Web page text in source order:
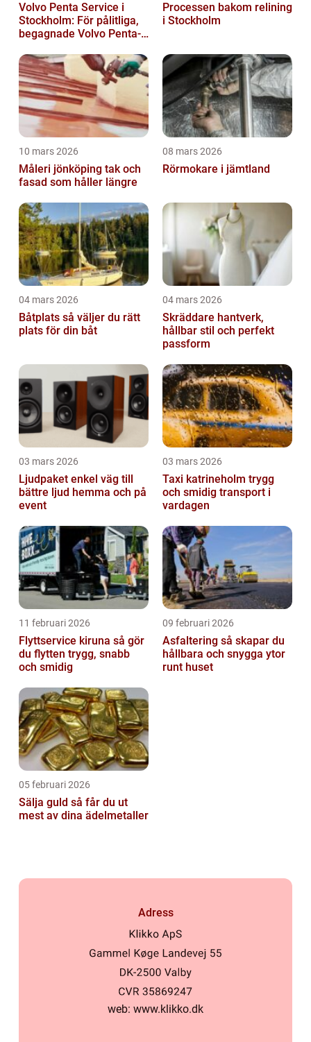
Volvo Penta Service i
Stockholm: För pålitliga,
begagnade Volvo Penta-
Processen bakom relining
i Stockholm
10 mars 2026
Måleri jönköping tak och
fasad som håller längre
08 mars 2026
Rörmokare i jämtland
04 mars 2026
Båtplats så väljer du rätt
plats för din båt
04 mars 2026
Skräddare hantverk,
hållbar stil och perfekt
passform
03 mars 2026
Ljudpaket enkel väg till
bättre ljud hemma och på
event
03 mars 2026
Taxi katrineholm trygg
och smidig transport i
vardagen
11 februari 2026
Flyttservice kiruna så gör
du flytten trygg, snabb
och smidig
09 februari 2026
Asfaltering så skapar du
hållbara och snygga ytor
runt huset
05 februari 2026
Sälja guld så får du ut
mest av dina ädelmetaller
Adress
web: www.klikko.dk